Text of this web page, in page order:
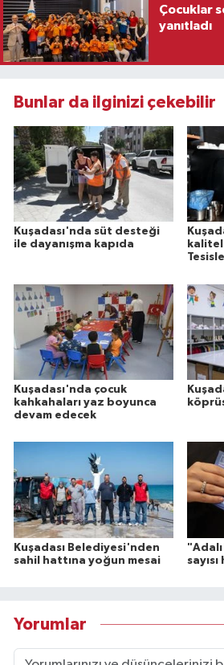
Çocuklar
yanıtladı
Bunlar da ilginizi çekebilir
Kuşadası'nda süt desteği
ile dayanışma kapıda
Kuşadası'nda çocuk
kahkahaları yaz boyunca
devam edecek
Kuşadası Belediyesi'nden
sahil hattına yoğun mesai
"Adalı
Yorumlar